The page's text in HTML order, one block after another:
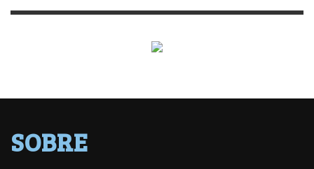
SOBRE